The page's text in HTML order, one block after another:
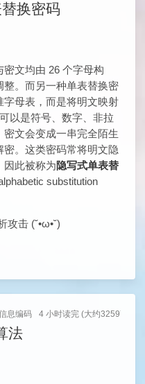
换密码
文均由 26 个字母构
整。而另一种单表替换密
母表，而是将明文映射
以是符号、数字、非拉
文会变成一串完全陌生
。这类密码常将明文隐
因此被称为隐写式单表替
substitution
击 (˘•ω•˘)
息编码 4 小时读完 (大约32597个字)
法